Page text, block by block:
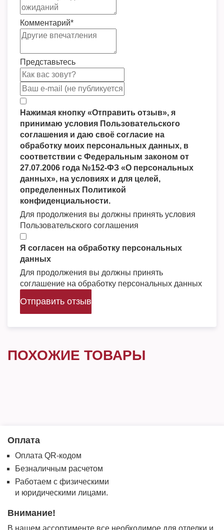
Комментарий*
Представьтесь
Нажимая кнопку «Отправить отзыв», я
принимаю условия Пользовательского
соглашения и даю своё согласие на
обработку моих персональных данных, в
соответствии с Федеральным законом от
27.07.2006 года №152-ФЗ «О персональных
данных», на условиях и для целей,
определенных Политикой
конфиденциальности.
Для продолжения вы должны принять условия
Пользовательского соглашения
Я согласен на обработку персональных
данных
Для продолжения вы должны принять
соглашение на обработку персональных данных
Отправить отзыв
ПОХОЖИЕ ТОВАРЫ
Оплата
Оплата QR-кодом
Безналичным расчетом
Работаем с физическими
и юридическими лицами.
Внимание!
В нашем ассортименте все необходимое для отделки и